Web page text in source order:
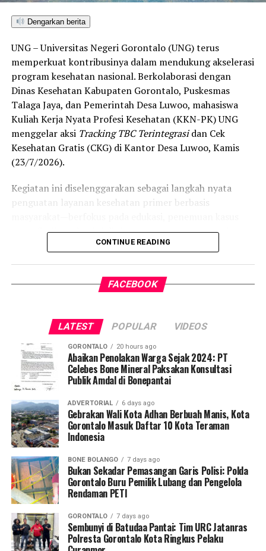
tertinggi di kawasan SulutGo sebagaimana dipaparkan
dalam Rakorwil TPAKD,” ungkap Wawali Indra Gobel
usai kegiatan.
Indra menambahkan, skor IKAD ini membuktikan bahwa
tingkat keterjangkauan, pemanfaatan, serta inklusivitas
layanan keuangan bagi masyarakat di Kota Gorontalo
berada di posisi terdepan.
menjadi indikator kuat atas keberhasilan pemerintah
daerah dalam mendorong masyarakat agar makin
fasilitas jasa keuangan yang berkelanjutan.
Dengarkan berita
UNG – Universitas Negeri Gorontalo (UNG) terus
memperkuat kontribusinya dalam mendukung akselerasi
program kesehatan nasional. Berkolaborasi dengan
Dinas Kesehatan Kabupaten Gorontalo, Puskesmas
Talaga Jaya, dan Pemerintah Desa Luwoo, mahasiswa
Kuliah Kerja Nyata Profesi Kesehatan (KKN-PK) UNG
menggelar aksi Tracking TBC Terintegrasidan Cek
Kesehatan Gratis (CKG) di Kantor Desa Luwoo, Kamis
(23/7/2026).
Kegiatan ini diselenggarakan sebagai langkah nyata
penguatan layanan kesehatan primer berbasis
case finding), deteksi dini, serta pemutusan rantai
penularan tuberkulosis (TBC) yang masih menjadi salah
Pelaksanaan program ini didampingi secara langsung
M.Kes., dr. Siti Rakhmatia P. Th. Kum, M.Biomed., Ns. Nur
Ayun R. Yusuf, S.Kep., M.Kep., dan Ns. Sartika, S.Kep.,
M.Kep. Pendampingan akademis ini memastikan seluruh
alur intervensi medis dan edukasi berjalan sesuai standar
prosedur operasional.
Koordinator Desa KKN-PK UNG Desa Luwoo, Taufik
Mohamad Nur, menyampaikan bahwa selain mengawal
teknis pelayanan medis, mahasiswa bertindak sebagai
edukator kesehatan masyarakat.
Penyuluhan difokuskan pada pemahaman mekanisme
penularan, pengenalan gejala awal, pentingnya
hingga tuntas, serta pengikisan stigma negatif terhadap
penyintas TBC di lingkungan warga.
CONTINUE READING
FACEBOOK
LATEST POPULAR VIDEOS
GORONTALO 20 hours ago
Abaikan Penolakan Warga Sejak 2024: PT
Celebes Bone Mineral Paksakan Konsultasi
Publik Amdal di Bonepantai
ADVERTORIAL 6 days ago
Gebrakan Wali Kota Adhan Berbuah Manis, Kota
Gorontalo Masuk Daftar 10 Kota Teraman
Indonesia
BONE BOLANGO 7 days ago
Bukan Sekadar Pemasangan Garis Polisi: Polda
Gorontalo Buru Pemilik Lubang dan Pengelola
Rendaman PETI
GORONTALO 7 days ago
Sembunyi di Batudaa Pantai: Tim URC Jatanras
Polresta Gorontalo Kota Ringkus Pelaku